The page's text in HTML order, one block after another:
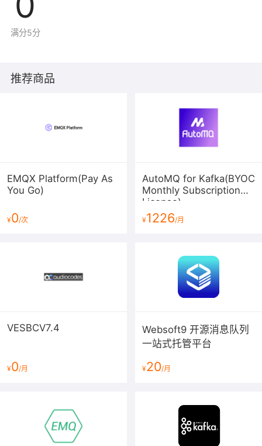
满分5分
推荐商品
EMQX Platform(Pay As
You Go)
¥0/次
AutoMQ for Kafka(BYOC
Monthly Subscription
License)
¥1226/月
VESBCV7.4
¥0/月
Websoft9 开源消息队列
一站式托管平台
¥20/月